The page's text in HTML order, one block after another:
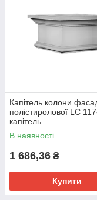
Капітель колони
полістиролової LC
капітель
В наявності
1 686,36 ₴
Купити